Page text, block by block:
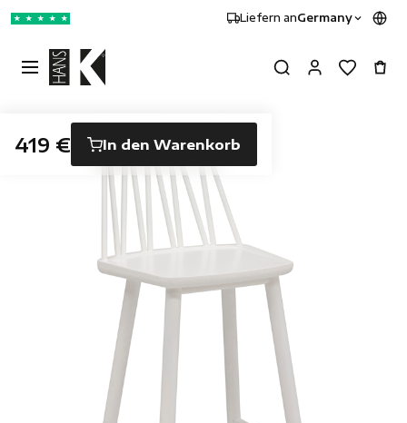
★ ★ ★ ★ ★ Liefern anGermany
419 € In den Warenkorb